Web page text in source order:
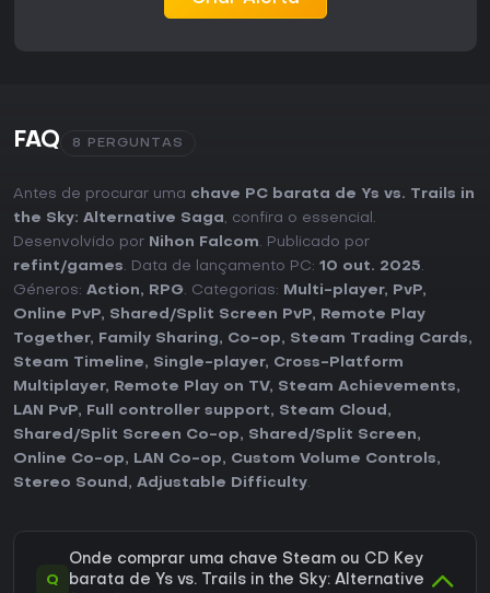
FAQ 8 PERGUNTAS
Antes de procurar uma chave PC barata de Ys vs. Trails in
the Sky: Alternative Saga, confira o essencial.
Desenvolvido por Nihon Falcom. Publicado por
refint/games. Data de lançamento PC: 10 out. 2025.
Géneros: Action, RPG. Categorias: Multi-player, PvP,
Online PvP, Shared/Split Screen PvP,
Remote Play
Together, Family Sharing, Co-op, Steam Trading Cards,
Steam Timeline, Single-player, Cross-Platform
Multiplayer, Remote Play on TV, Steam Achievements,
LAN PvP, Full controller support, Steam Cloud ,
Shared/Split Screen Co-op, Shared/Split Screen,
Online Co-op, LAN Co-op, Custom Volume Controls,
Stereo Sound , Adjustable Difficulty.
Q
Onde comprar uma chave Steam ou CD Key
barata de Ys vs. Trails in the Sky: Alternative